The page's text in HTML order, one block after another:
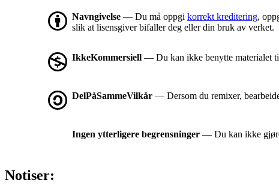
Navngivelse — Du må oppgi korrekt kreditering,
slik at lisensgiver bifaller deg eller din bruk av verket.
IkkeKommersiell — Du kan ikke benytte materialet
DelPåSammeVilkår — Dersom du remixer,
Ingen ytterligere begrensninger — Du kan ikke
Notiser: